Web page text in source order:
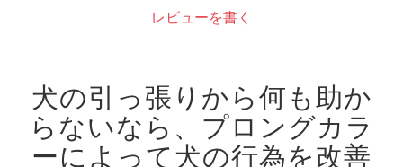
レビューを書く
犬の引っ張りから何も助か
らないなら、プロングカラ
ーによって犬の行為を改善